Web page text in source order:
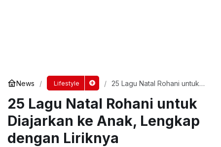
News Lifestyle
25 Lagu Natal Rohani untuk
dengan Liriknya
25 Lagu Natal Rohani untuk
Diajarkan ke Anak, Lengkap
dengan Liriknya